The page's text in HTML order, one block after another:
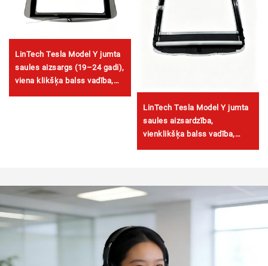
LinTech Tesla Model Y jumta
saules aizsargs (19–24 gadi),
viena klikšķa balss vadība,
LinTech Tesla Model Y jumta
saules aizsardzība,
vienklikšķa balss vadība,